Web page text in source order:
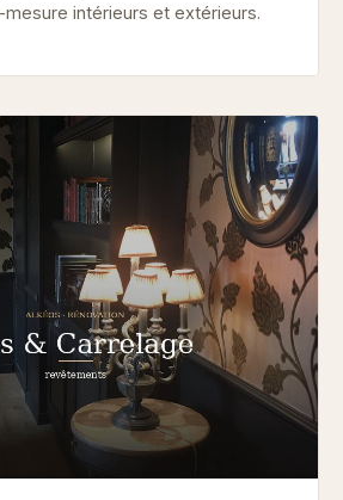
intérieurs et extérieurs.